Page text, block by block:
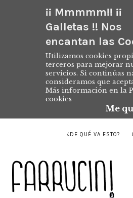
¡¡ Mmmmm!! ¡¡
Galletas !! Nos
encantan las
Utilizamos cookies
terceros para mejorar
servicios. Si continúas
consideramos que
Más información en la
cookies
Me
¿DE QUÉ VA ESTO?